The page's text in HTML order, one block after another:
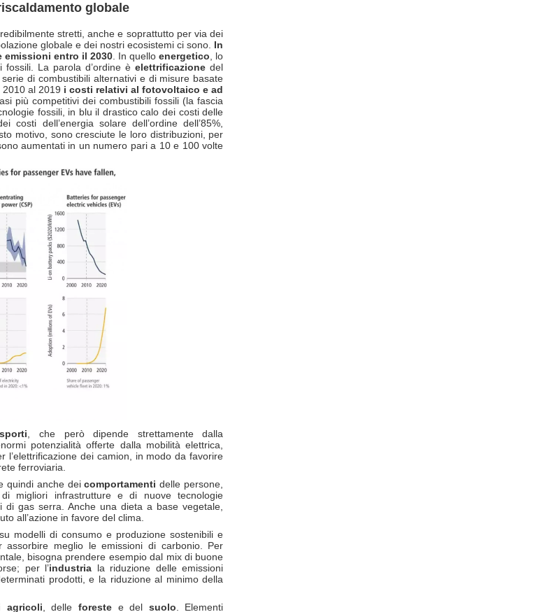
globale
stretti, anche e soprattutto per via dei
globale e dei nostri ecosistemi ci sono. In
entro il 2030 . In quelloenergetico , lo
fossili. La parola d’ordine èelettrificazione del
di combustibili alternativi e di misure basate
2010 al 2019 i costi relativi al fotovoltaico e ad
più competitivi dei combustibili fossili (la fascia
fossili, in blu il drastico calo dei costi delle
dell’energia solare dell’ordine dell’85%,
motivo, sono cresciute le loro distribuzioni, per
aumentati in un numero pari a 10 e 100 volte
, che però dipende strettamente dalla
potenzialità offerte dalla mobilità elettrica,
dei camion, in modo da favorire
ferroviaria.
quindi anche deicomportamenti delle persone,
migliori infrastrutture e di nuove tecnologie
gas serra. Anche una dieta a base vegetale,
all’azione in favore del clima.
modelli di consumo e produzione sostenibili e
meglio le emissioni di carbonio. Per
bisogna prendere esempio dal mix di buone
per l’industria la riduzione delle emissioni
prodotti, e la riduzione al minimo della
agricoli delle foreste e del suolo . Elementi